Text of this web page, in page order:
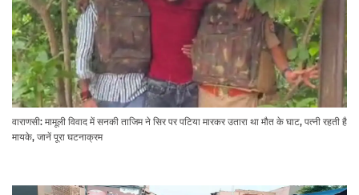
वाराणसी: मामूली विवाद में सनकी ताजिम ने सिर पर पटिया मारकर उतारा था मौत के घाट, पत्नी रहती है
मायके, जानें पूरा घटनाक्रम